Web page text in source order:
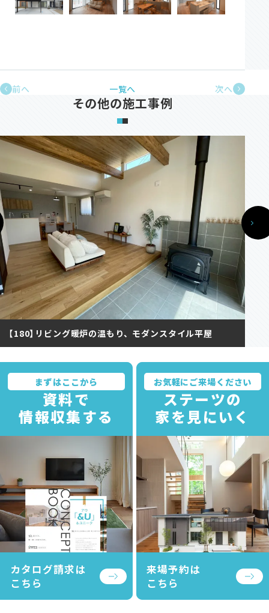
前へ 一覧へ 次へ
その他の施工事例
【180】リビング暖炉の温もり、モダンスタイル平屋
まずはここから
資料で
情報収集する
カタログ請求は
こちら
お気軽にご来場ください
ステーツの
家を見にいく
来場予約は
こちら